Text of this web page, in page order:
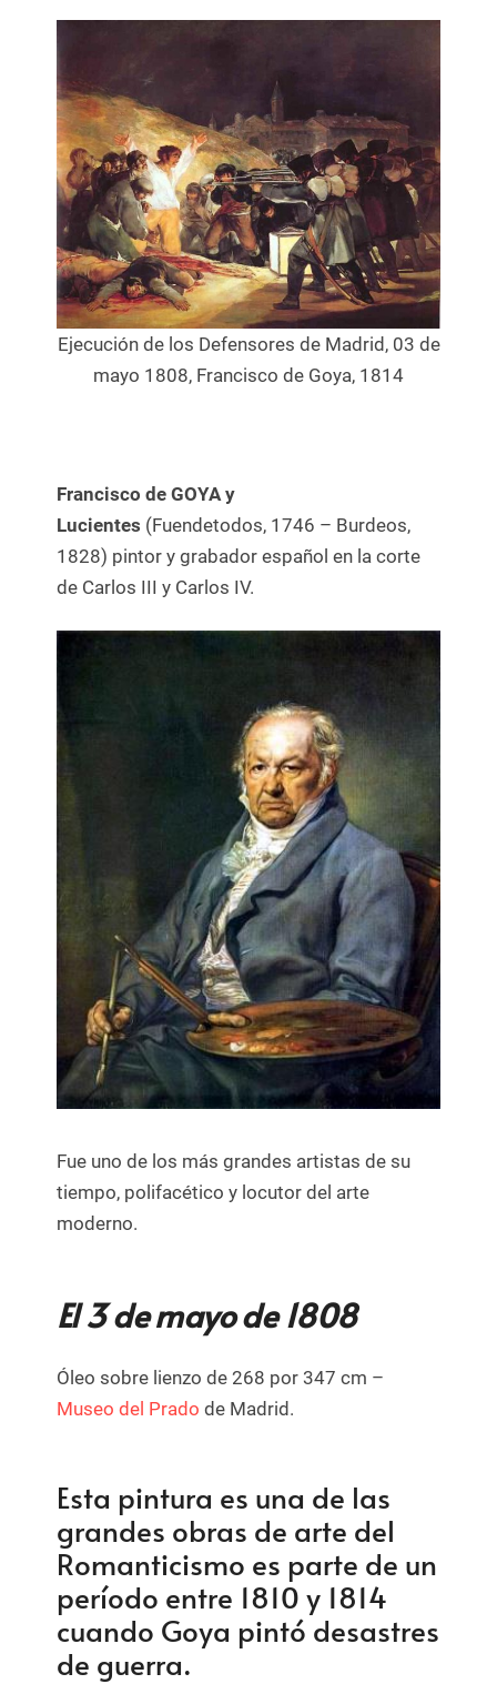
Ejecución de los Defensores de Madrid, 03 de
mayo 1808, Francisco de Goya, 1814
Francisco de GOYA y
Lucientes (Fuendetodos, 1746 – Burdeos,
1828) pintor y grabador español en la corte
de Carlos III y Carlos IV.
Fue uno de los más grandes artistas de su
tiempo, polifacético y locutor del arte
moderno.
El 3 de mayo de 1808
Óleo sobre lienzo de 268 por 347 cm –
Museo del Prado de Madrid.
Esta pintura es una de las
grandes obras de arte del
Romanticismo es parte de un
período entre 1810 y 1814
cuando Goya pintó desastres
de guerra.